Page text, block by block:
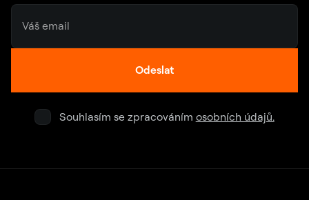
Odeslat
Souhlasím se zpracováním osobních údajů.